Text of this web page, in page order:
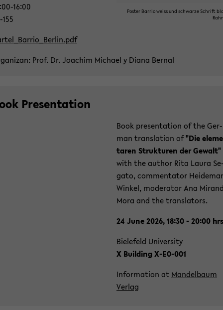
Pos­ter Bar­rio weiss und schwar­ze Schrift
16:00
​155
Prof. Dr. Joa­chim Mi­cha­el y Diana Ber­nal
Pre­sen­ta­ti­on
Book pre­sen­ta­ti­on of the Ger­
man trans­la­ti­on of"Die
ta­ren Struk­tu­ren der Ge­walt"
with the author Rita Laura
ga­to, com­men­ta­tor
Win­kel, mo­de­ra­tor Ana
Mora and the trans­la­tors.
24 June 2026, 18:30 - 20:00 hrs
Bie­le­feld Uni­ver­si­ty
X Buil­ding X-​E0-001
In­for­ma­ti­on at Man­del­baum
Ver­lag